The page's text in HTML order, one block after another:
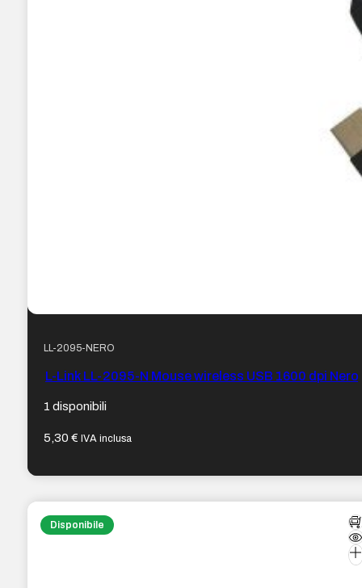
LL-2095-NERO
L-Link LL-2095-N Mouse wireless USB 1600 dpi Nero
1 disponibili
5,30€ IVA inclusa
Disponibile